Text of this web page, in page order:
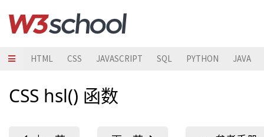
HTML CSS JAVASCRIPT SQL PYTHON JAVA
CSS hsl() 函数